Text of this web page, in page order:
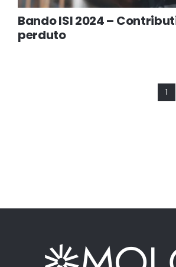
Bando ISI 2024 –
perduto
1